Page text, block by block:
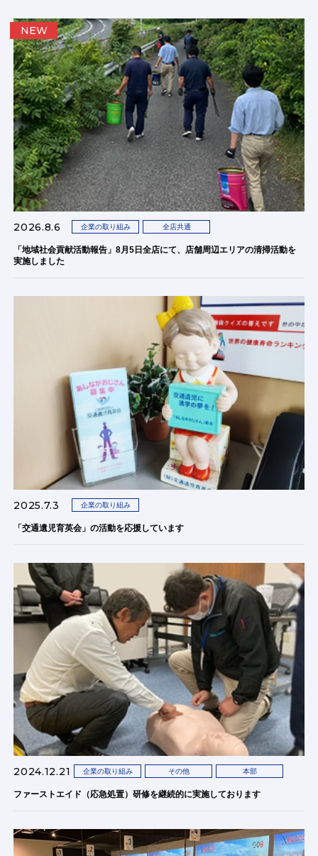
2026.8.6 企業の取り組み 全店共通
「地域社会貢献活動報告」8月5日全店にて、店舗周辺エリアの清掃活動を
実施しました
NEW
2025.7.3 企業の取り組み
「交通遺児育英会」の活動を応援しています
2024.12.21 企業の取り組み その他 本部
ファーストエイド（応急処置）研修を継続的に実施しております